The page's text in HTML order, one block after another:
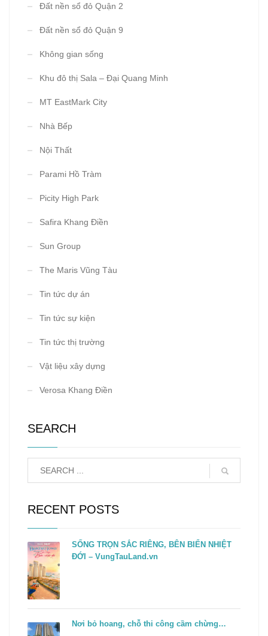
Đất nền sổ đỏ Quận 2
Đất nền sổ đỏ Quận 9
Không gian sống
Khu đô thị Sala – Đại Quang Minh
MT EastMark City
Nhà Bếp
Nội Thất
Parami Hồ Tràm
Picity High Park
Safira Khang Điền
Sun Group
The Maris Vũng Tàu
Tin tức dự án
Tin tức sự kiện
Tin tức thị trường
Vật liệu xây dựng
Verosa Khang Điền
SEARCH
RECENT POSTS
SỐNG TRỌN SẮC RIÊNG, BÊN BIỂN NHIỆT
ĐỚI – VungTauLand.vn
Nơi bỏ hoang, chỗ thi công cầm chừng…